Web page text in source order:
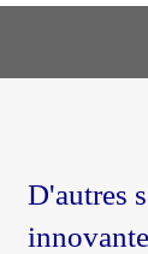
D'autres